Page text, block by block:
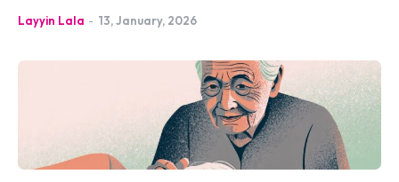
Layyin Lala - 13, January, 2026